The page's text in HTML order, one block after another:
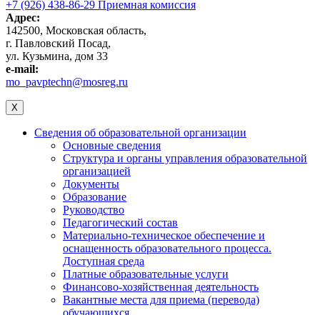
+7 (926) 438-86-29 Приемная комиссия
Адрес:
142500, Московская область,
г. Павловский Посад,
ул. Кузьмина, дом 33
e-mail:
mo_pavptechn@mosreg.ru
X
Сведения об образовательной организации
Основные сведения
Структура и органы управления образовательной
организацией
Документы
Образование
Руководство
Педагогический состав
Материально-техническое обеспечение и
оснащенность образовательного процесса.
Доступная среда
Платные образовательные услуги
Финансово-хозяйственная деятельность
Вакантные места для приема (перевода)
обучающихся